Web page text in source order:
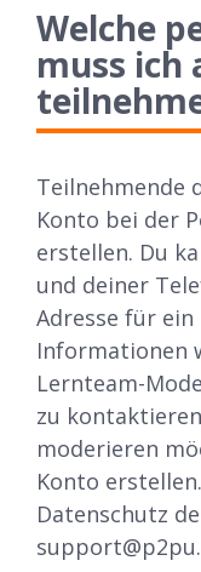
Welche
muss ich
Teilnehmende
Konto bei der
erstellen. Du
und deiner
Adresse für ein
Informationen
Lernteam-
zu
moderieren
Konto
Datenschutz